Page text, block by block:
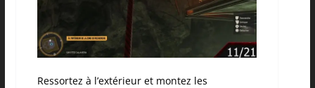
Ressortez à l’extérieur et montez les